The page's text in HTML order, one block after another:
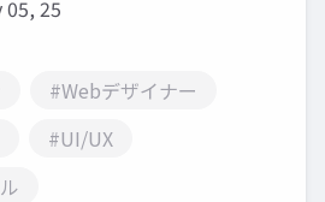
05, 25
#Webデザイナー
#UI/UX